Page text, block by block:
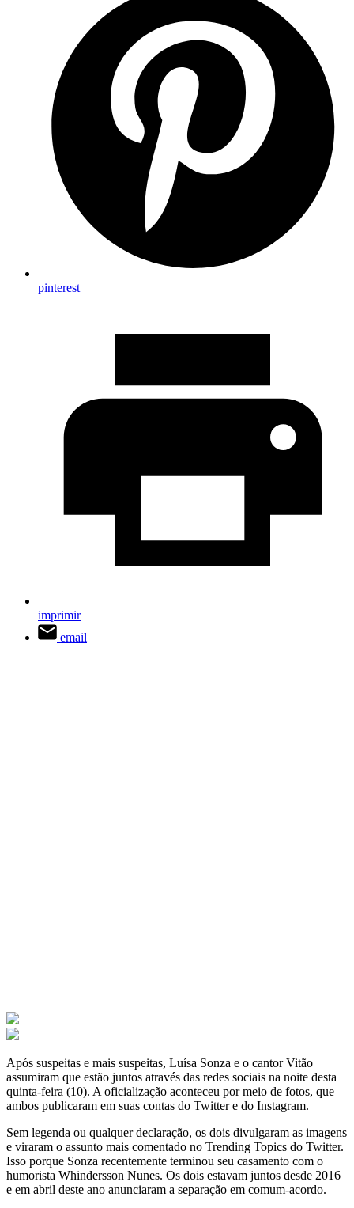
pinterest
imprimir
email
Após suspeitas e mais suspeitas, Luísa Sonza e o cantor Vitão
assumiram que estão juntos através das redes sociais na noite desta
quinta-feira (10). A oficialização aconteceu por meio de fotos, que
ambos publicaram em suas contas do Twitter e do Instagram.
Sem legenda ou qualquer declaração, os dois divulgaram as imagens
e viraram o assunto mais comentado no Trending Topics do Twitter.
Isso porque Sonza recentemente terminou seu casamento com o
humorista Whindersson Nunes. Os dois estavam juntos desde 2016
e em abril deste ano anunciaram a separação em comum-acordo.